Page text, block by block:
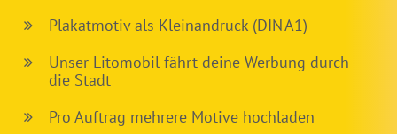
Plakatmotiv als Kleinandruck (DIN A1)
Unser Litomobil fährt deine Werbung durch
die Stadt
Pro Auftrag mehrere Motive hochladen